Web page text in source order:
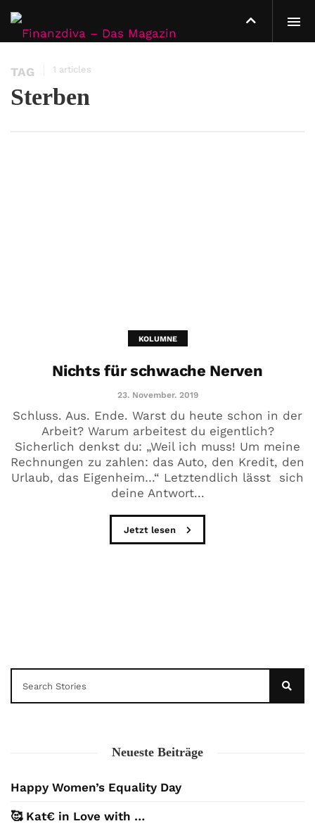
TAG 1 articles
Sterben
KOLUMNE
Nichts für schwache Nerven
23. November. 2019
Schluss. Aus. Ende. Warst du heute schon in der
Arbeit? Warum arbeitest du eigentlich?
Sicherlich denkst du: „Weil ich muss! Um meine
Rechnungen zu zahlen: das Auto, den Kredit, den
Urlaub, das Eigenheim…“ Letztendlich lässt sich
deine Antwort...
Jetzt lesen
Neueste Beiträge
Happy Women’s Equality Day
🥰 Kat€ in Love with …